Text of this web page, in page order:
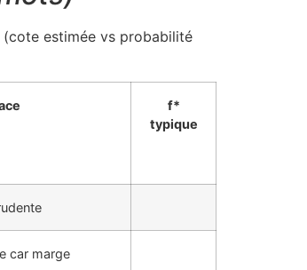
estimée vs probabilité
f*
typique
car marge